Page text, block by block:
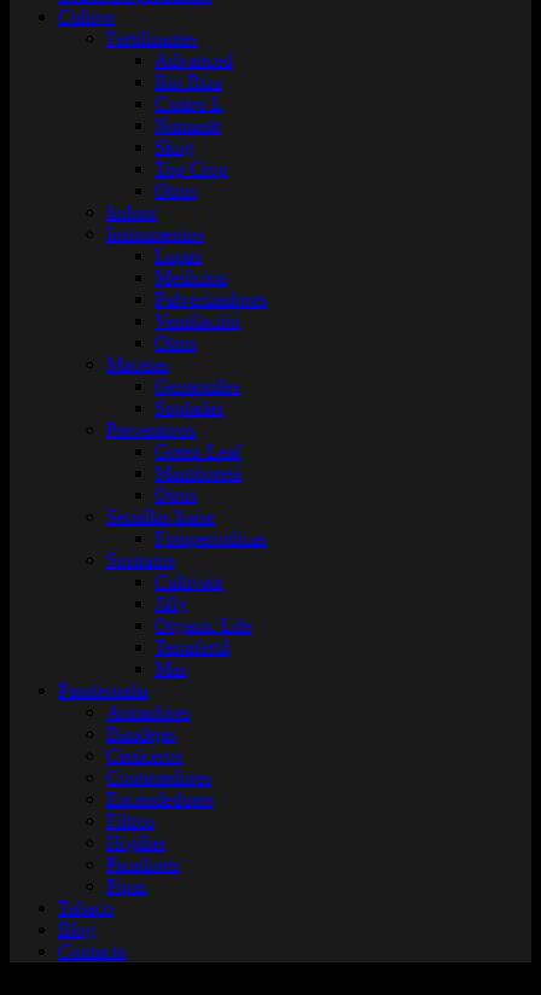
Cultivo
Fertilizantes
Advanced
Bio Bizz
Cuatro L
Namaste
Skog
Top Crop
Otros
Indoor
Instrumentos
Lupas
Medicion
Pulverizadores
Ventilación
Otros
Macetas
Geotextiles
Sopladas
Preventivos
Green Leaf
Mamboretá
Otros
Semillas Inase
Fotoperiodicas
Sustratos
Cultivate
Jiffy
Organic Life
Terrafertil
Mas
Parafernalia
Armadores
Bandejas
Ceniceros
Contenedores
Encendedores
Filtros
Hojillas
Picadores
Pipas
Tabaco
Blog
Contacto